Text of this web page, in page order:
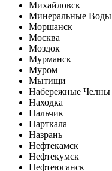
Михайловск
Минеральные Воды
Моршанск
Москва
Моздок
Мурманск
Муром
Мытищи
Набережные Челны
Находка
Нальчик
Нарткала
Назрань
Нефтекамск
Нефтекумск
Нефтеюганск